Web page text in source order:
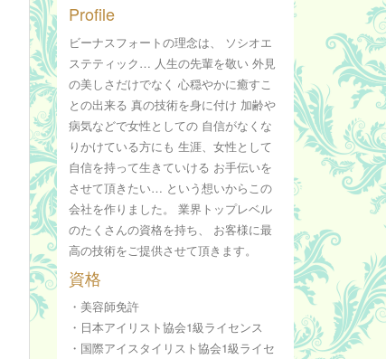
Profile
ビーナスフォートの理念は、 ソシオエ
ステティック… 人生の先輩を敬い 外見
の美しさだけでなく 心穏やかに癒すこ
との出来る 真の技術を身に付け 加齢や
病気などで女性としての 自信がなくな
りかけている方にも 生涯、女性として
自信を持って生きていける お手伝いを
させて頂きたい… という想いからこの
会社を作りました。 業界トップレベル
のたくさんの資格を持ち、 お客様に最
高の技術をご提供させて頂きます。
資格
・美容師免許
・日本アイリスト協会1級ライセンス
・国際アイスタイリスト協会1級ライセ